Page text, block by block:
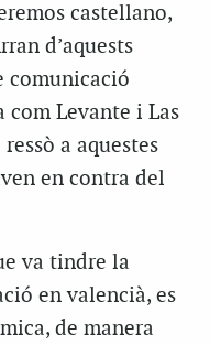
castellano,
d’aquests
comunicació
Levante i Las
a aquestes
en contra del
va tindre la
en valencià, es
de manera